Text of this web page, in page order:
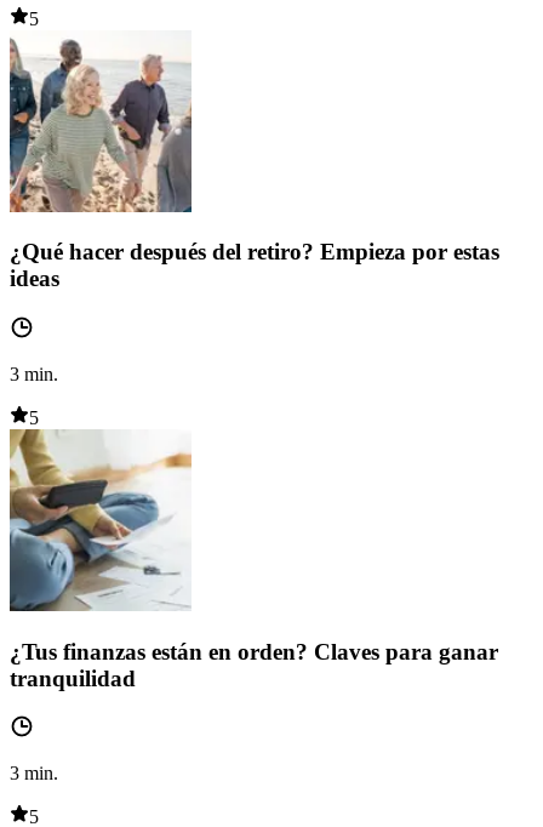
5
¿Qué hacer después del retiro? Empieza por estas
ideas
3 min.
5
¿Tus finanzas están en orden? Claves para ganar
tranquilidad
3 min.
5